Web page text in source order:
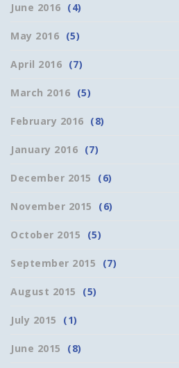
June 2016 (4)
May 2016 (5)
April 2016 (7)
March 2016 (5)
February 2016 (8)
January 2016 (7)
December 2015 (6)
November 2015 (6)
October 2015 (5)
September 2015 (7)
August 2015 (5)
July 2015 (1)
June 2015 (8)